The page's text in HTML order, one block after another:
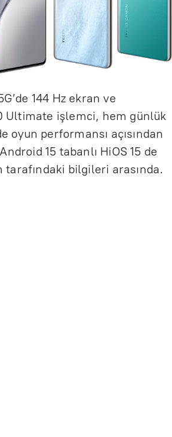
144 Hz ekran ve
Ultimate işlemci, hem günlük
oyun performansı açısından
15 tabanlı HiOS 15 de
tarafındaki bilgileri arasında.